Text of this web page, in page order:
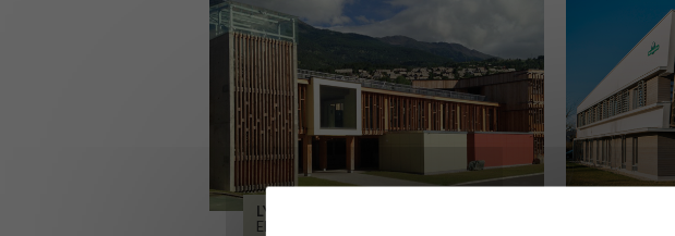
LYCÉE ALPES ET DURANCE
EMBRUN